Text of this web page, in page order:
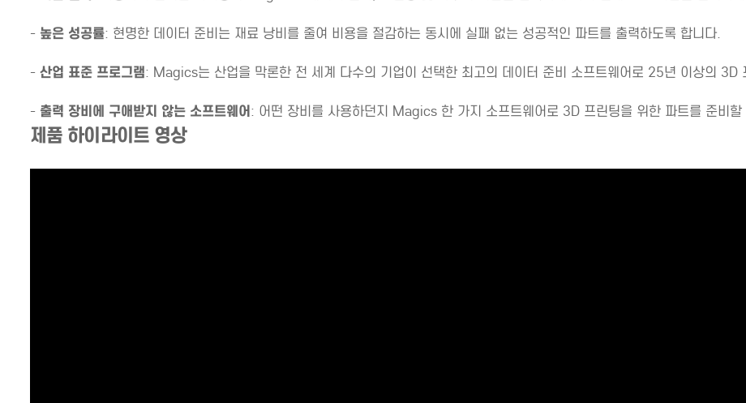
- 높은 성공률: 현명한 데이터 준비는 재료 낭비를 줄여 비용을 절감하는 동시에 실패 없는 성공적인 파트를 출력하도록 합니다.
- 산업 표준 프로그램: Magics는 산업을 막론한 전 세계 다수의 기업이 선택한 최고의 데이터 준비 소프트웨어로 25년 이상의 3D
- 출력 장비에 구애받지 않는 소프트웨어 : 어떤 장비를 사용하던지 Magics 한 가지 소프트웨어로 3D 프린팅을 위한 파트를 준비할
제품 하이라이트 영상